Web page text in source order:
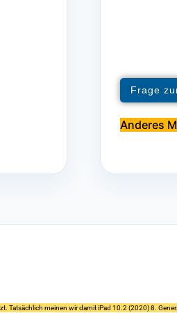
Frage
Anderes
Tatsächlich meinen wir damit iPad 10.2 (2020) 8.